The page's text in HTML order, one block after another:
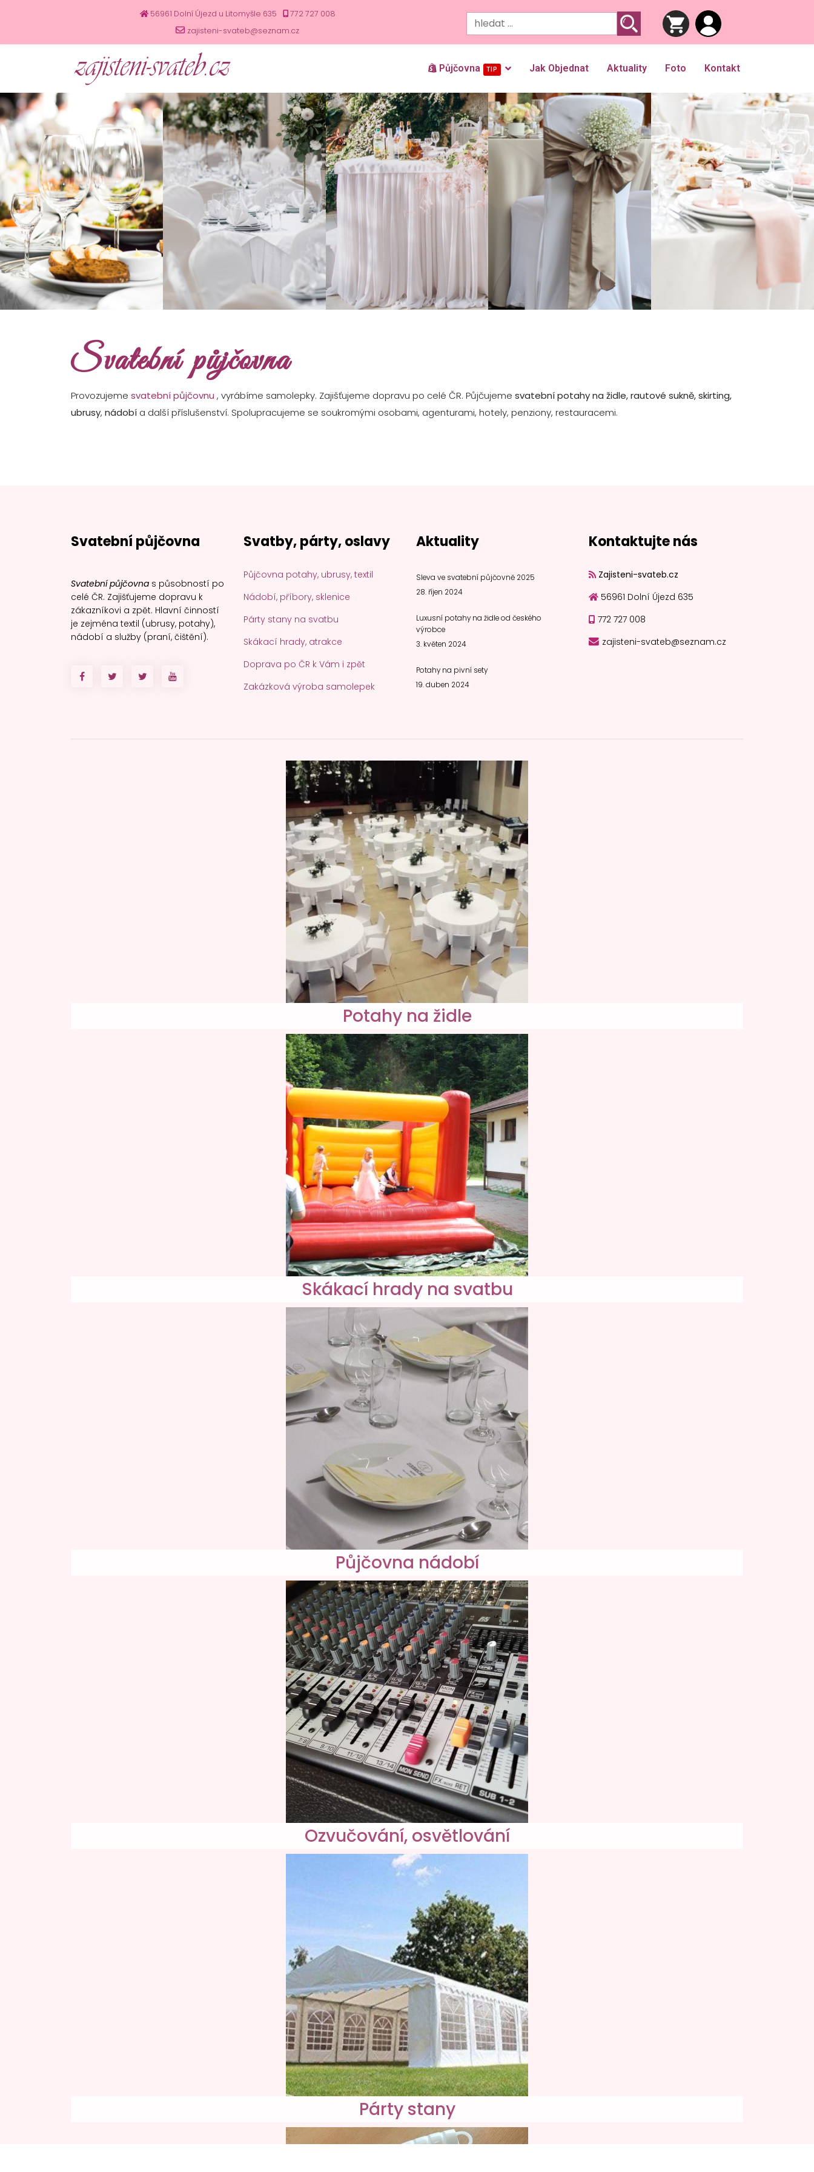
56961 Dolní Újezd u Litomyšle 635
772 727 008
zajisteni-svateb@seznam.cz
Půjčovna TIP Jak Objednat Aktuality Foto Kontakt
Svatební půjčovna
Provozujeme svatební půjčovnu , vyrábíme samolepky. Zajišťujeme dopravu po celé ČR. Půjčujeme svatební potahy na židle, rautové sukně, skirting,
ubrusy, nádobí a další příslušenství. Spolupracujeme se soukromými osobami, agenturami, hotely, penziony, restauracemi.
Svatební půjčovna
Svatební půjčovna s působností po
celé ČR. Zajišťujeme dopravu k
zákazníkovi a zpět. Hlavní činností
je zejména textil (ubrusy, potahy),
nádobí a služby (praní, čištění).
Svatby, párty, oslavy
Půjčovna potahy, ubrusy, textil
Nádobí, příbory, sklenice
Párty stany na svatbu
Skákací hrady, atrakce
Doprava po ČR k Vám i zpět
Zakázková výroba samolepek
Aktuality
Sleva ve svatební půjčovně 2025
28. říjen 2024
Luxusní potahy na židle od českého
výrobce
3. květen 2024
Potahy na pivní sety
19. duben 2024
Kontaktujte nás
Zajisteni-svateb.cz
56961 Dolní Újezd 635
772 727 008
zajisteni-svateb@seznam.cz
Potahy na židle
Skákací hrady na svatbu
Půjčovna nádobí
Ozvučování, osvětlování
Párty stany